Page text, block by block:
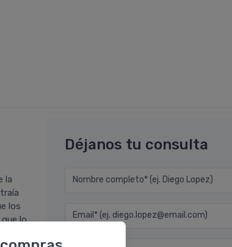
la
los
lo
piel
Déjanos tu consulta
Nombre completo* (ej. Diego Lopez)
Email* (ej. diego.lopez@email.com)